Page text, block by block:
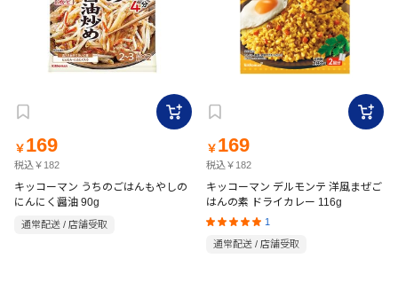
￥ 169
税込￥182
キッコーマン うちのごはんもやしの
にんにく醤油 90g
通常配送 / 店舗受取
￥ 169
税込￥182
キッコーマン デルモンテ 洋風まぜご
はんの素 ドライカレー 116g
1
通常配送 / 店舗受取